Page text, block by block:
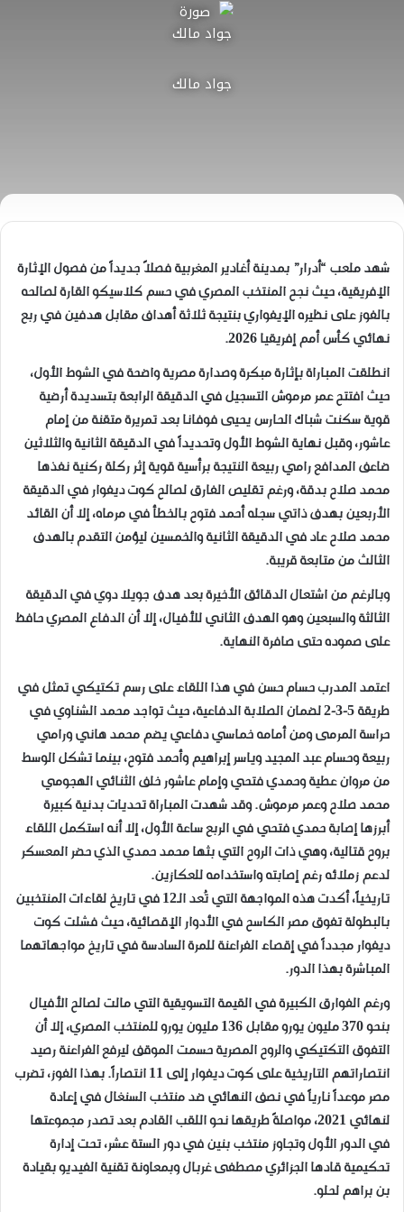
جواد مالك
شهد ملعب “أدرار” بمدينة أغادير المغربية فصلاً جديداً من فصول الإثارة
الإفريقية، حيث نجح المنتخب المصري في حسم كلاسيكو القارة لصالحه
بالفوز على نظيره الإيفواري بنتيجة ثلاثة أهداف مقابل هدفين في ربع
نهائي كأس أمم إفريقيا 2026.
انطلقت المباراة بإثارة مبكرة وصدارة مصرية واضحة في الشوط الأول،
حيث افتتح عمر مرموش التسجيل في الدقيقة الرابعة بتسديدة أرضية
قوية سكنت شباك الحارس يحيى فوفانا بعد تمريرة متقنة من إمام
عاشور، وقبل نهاية الشوط الأول وتحديداً في الدقيقة الثانية والثلاثين
ضاعف المدافع رامي ربيعة النتيجة برأسية قوية إثر ركلة ركنية نفذها
محمد صلاح بدقة، ورغم تقليص الفارق لصالح كوت ديفوار في الدقيقة
الأربعين بهدف ذاتي سجله أحمد فتوح بالخطأ في مرماه، إلا أن القائد
محمد صلاح عاد في الدقيقة الثانية والخمسين ليؤمن التقدم بالهدف
الثالث من متابعة قريبة.
وبالرغم من اشتعال الدقائق الأخيرة بعد هدف جويلا دوي في الدقيقة
الثالثة والسبعين وهو الهدف الثاني للأفيال، إلا أن الدفاع المصري حافظ
على صموده حتى صافرة النهاية.
اعتمد المدرب حسام حسن في هذا اللقاء على رسم تكتيكي تمثل في
طريقة 5-3-2 لضمان الصلابة الدفاعية، حيث تواجد محمد الشناوي في
حراسة المرمى ومن أمامه خماسي دفاعي يضم محمد هاني ورامي
ربيعة وحسام عبد المجيد وياسر إبراهيم وأحمد فتوح، بينما تشكل الوسط
من مروان عطية وحمدي فتحي وإمام عاشور خلف الثنائي الهجومي
محمد صلاح وعمر مرموش. وقد شهدت المباراة تحديات بدنية كبيرة
أبرزها إصابة حمدي فتحي في الربع ساعة الأول، إلا أنه استكمل اللقاء
بروح قتالية، وهي ذات الروح التي بثها محمد حمدي الذي حضر المعسكر
لدعم زملائه رغم إصابته واستخدامه للعكازين.
​تاريخياً، أكدت هذه المواجهة التي تُعد الـ12 في تاريخ لقاءات المنتخبين
بالبطولة تفوق مصر الكاسح في الأدوار الإقصائية، حيث فشلت كوت
ديفوار مجدداً في إقصاء الفراعنة للمرة السادسة في تاريخ مواجهاتهما
المباشرة بهذا الدور.
ورغم الفوارق الكبيرة في القيمة التسويقية التي مالت لصالح الأفيال
بنحو 370 مليون يورو مقابل 136 مليون يورو للمنتخب المصري، إلا أن
التفوق التكتيكي والروح المصرية حسمت الموقف ليرفع الفراعنة رصيد
انتصاراتهم التاريخية على كوت ديفوار إلى 11 انتصاراً. بهذا الفوز، تضرب
مصر موعداً نارياً في نصف النهائي ضد منتخب السنغال في إعادة
لنهائي 2021، مواصلةً طريقها نحو اللقب القادم بعد تصدر مجموعتها
في الدور الأول وتجاوز منتخب بنين في دور الستة عشر، تحت إدارة
تحكيمية قادها الجزائري مصطفى غربال وبمعاونة تقنية الفيديو بقيادة
بن براهم لحلو.